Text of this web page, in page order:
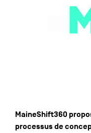
MaineShift360
processus de